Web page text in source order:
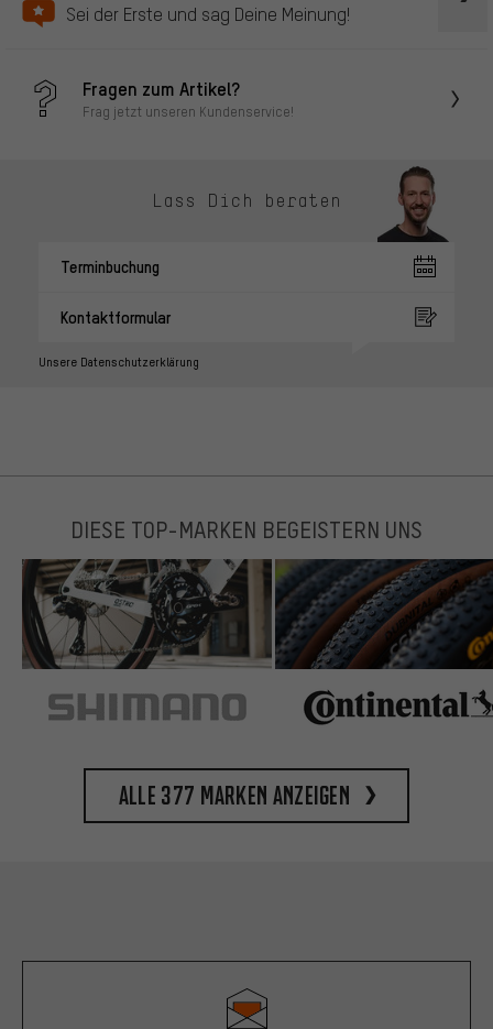
Sei der Erste und sag Deine Meinung!
Fragen zum Artikel?
Frag jetzt unseren Kundenservice!
Lass Dich beraten
Terminbuchung
Kontaktformular
Unsere Datenschutzerklärung
DIESE TOP-MARKEN BEGEISTERN UNS
Alle 377 Marken anzeigen